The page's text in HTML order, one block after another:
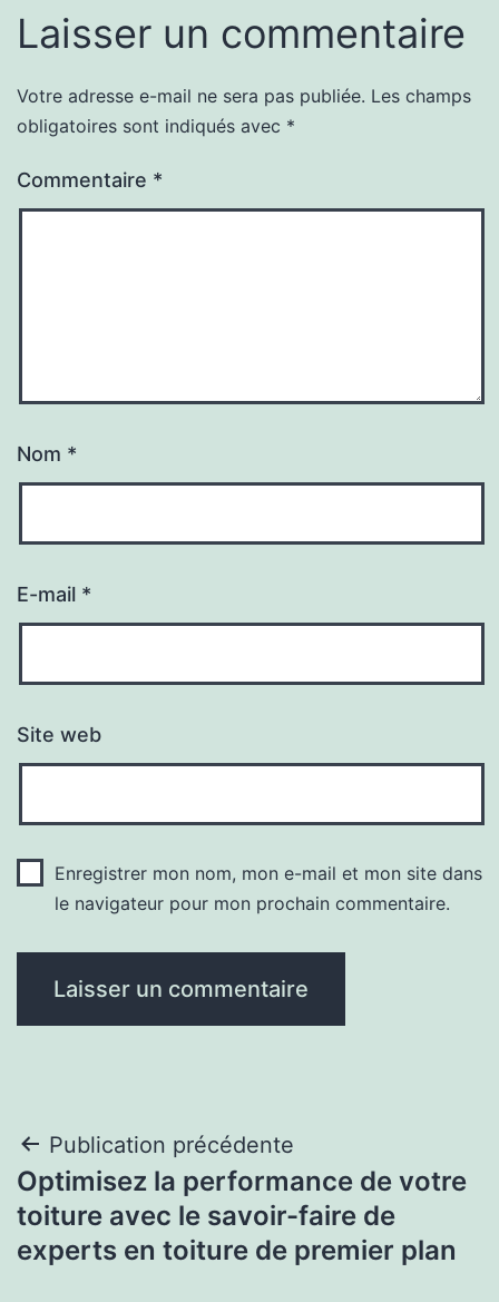
Laisser un commentaire
Votre adresse e-mail ne sera pas publiée. Les champs
obligatoires sont indiqués avec *
Commentaire *
Nom *
E-mail *
Site web
Enregistrer mon nom, mon e-mail et mon site dans
le navigateur pour mon prochain commentaire.
Navigation
de
l’article
Publication précédente
Optimisez la performance de votre
toiture avec le savoir-faire de
experts en toiture de premier plan